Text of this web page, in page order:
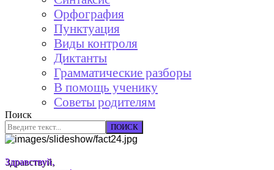
Орфография
Пунктуация
Виды контроля
Диктанты
Грамматические разборы
В помощь ученику
Советы родителям
Поиск
ПОИСК
Здравствуй,